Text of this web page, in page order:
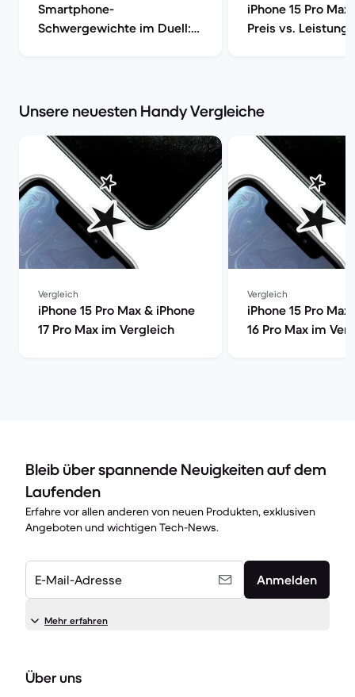
Smartphone-
Schwergewichte im Duell:
iPhone 15 Pro
Preis vs. Leistung
Unsere neuesten Handy Vergleiche
Vergleich
iPhone 15 Pro Max & iPhone
17 Pro Max im Vergleich
Vergleich
iPhone 15 Pro
16 Pro Max im
Bleib über spannende Neuigkeiten auf dem
Laufenden
Erfahre vor allen anderen von neuen Produkten, exklusiven
Angeboten und wichtigen Tech-News.
E-Mail-Adresse Anmelden
Mehr erfahren
Über uns